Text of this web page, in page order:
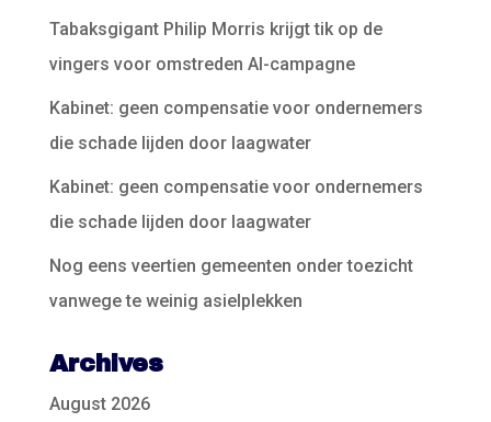
Tabaksgigant Philip Morris krijgt tik op de
vingers voor omstreden AI-campagne
Kabinet: geen compensatie voor ondernemers
die schade lijden door laagwater
Kabinet: geen compensatie voor ondernemers
die schade lijden door laagwater
Nog eens veertien gemeenten onder toezicht
vanwege te weinig asielplekken
Archives
August 2026